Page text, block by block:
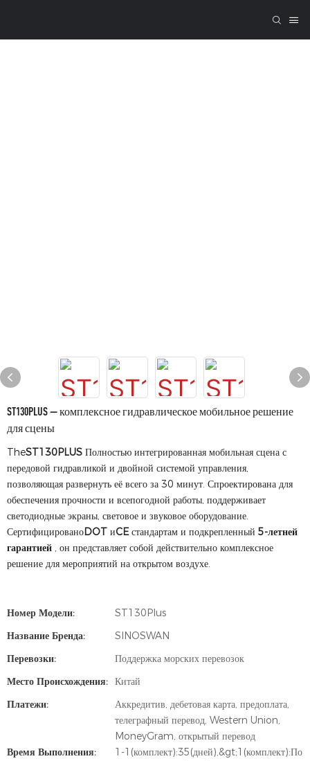
ST130PLUS — комплексное гидравлическое мобильное решение
для сцены
TheST130PLUS Полностью интегрированная мобильная сцена с
передовой гидравликой и двойной системой управления,
позволяющая развернуть её всего за 30 минут. Спроектирована для
обеспечения прочности и всепогодной работы, поддерживает
светодиодные экраны, световое и звуковое оборудование.
СертифицированоDOT иCEстандартам и подкрепленный 5-летней
гарантией , он представляет собой действительно комплексное
решение для мероприятий на открытом воздухе.
Номер Модели:
ST130Plus
Название Бренда:
SINOSWAN
Перевозки:
Поддержка морских перевозок
Место Происхождения: Китай
Платежи:
Аккредитив, дебетовая карта, предоплата,
телеграфный перевод, Western Union,
MoneyGram, открытый перевод
Время Выполнения:
1-1(комплект):35(дней),&gt;1(комплект):По